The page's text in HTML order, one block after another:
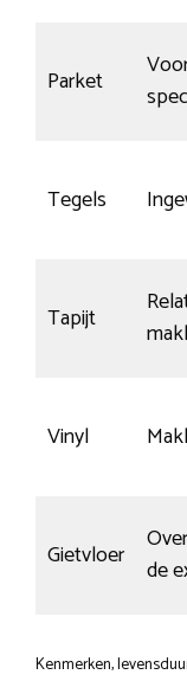
Parket
Tegels
Tapijt
Vinyl
Gietvloer
de
Kenmerken,